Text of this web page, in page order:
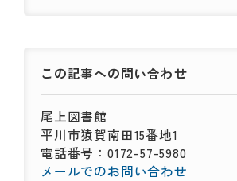
この記事への問い合わせ
尾上図書館
平川市猿賀南田15番地1
電話番号：0172-57-5980
メールでのお問い合わせ